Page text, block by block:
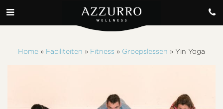
Home » Faciliteiten » Fitness » Groepslessen » Yin Yoga